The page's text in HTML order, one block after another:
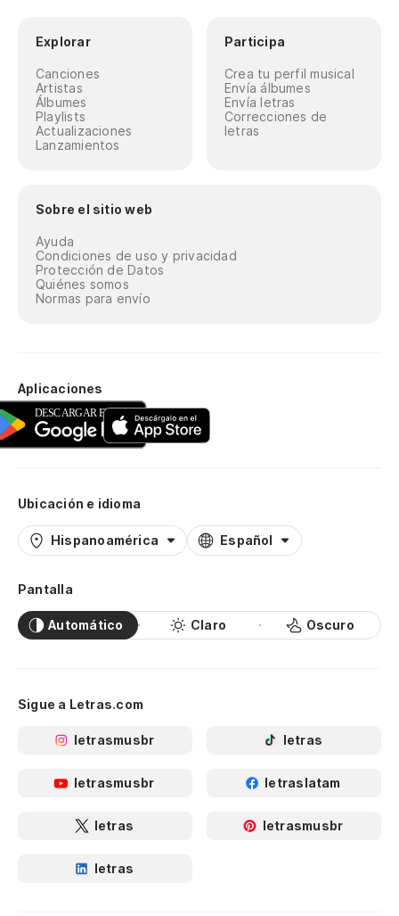
Explorar
Canciones
Artistas
Álbumes
Playlists
Actualizaciones
Lanzamientos
Participa
Crea tu perfil musical
Envía álbumes
Envía letras
Correcciones de
letras
Sobre el sitio web
Ayuda
Condiciones de uso y privacidad
Protección de Datos
Quiénes somos
Normas para envío
Aplicaciones
Ubicación e idioma
Hispanoamérica Español
Pantalla
Automático Claro Oscuro
Sigue a Letras.com
letrasmusbr letras
letrasmusbr letraslatam
letras letrasmusbr
letras